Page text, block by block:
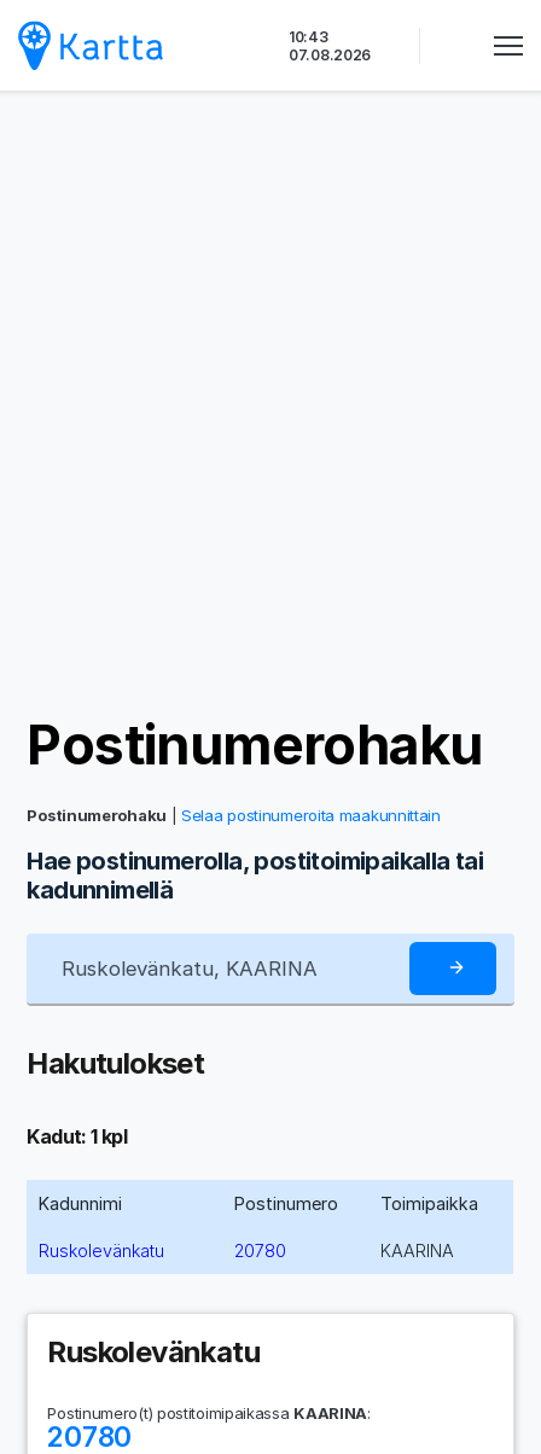
sisältöön
10:43
07.08.2026
Postinumerohaku
Postinumerohaku |Selaa postinumeroita maakunnittain
Hae postinumerolla, postitoimipaikalla tai
kadunnimellä
Hakutulokset
Kadut: 1 kpl
Kadunnimi Postinumero Toimipaikka
Ruskolevänkatu 20780 KAARINA
Ruskolevänkatu
Postinumero(t) postitoimipaikassa KAARINA:
20780